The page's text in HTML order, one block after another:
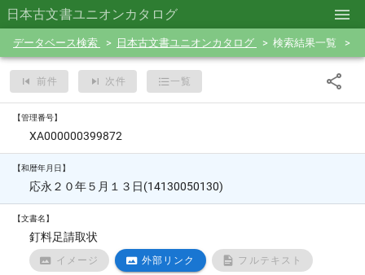
日本古文書ユニオンカタログ
データベース検索 日本古文書ユニオンカタログ 検索結果一覧
前件 次件 一覧
【管理番号】
XA000000399872
【和暦年月日】
応永２０年５月１３日(14130050130)
【文書名】
釘料足請取状
イメージ 外部リンク フルテキスト